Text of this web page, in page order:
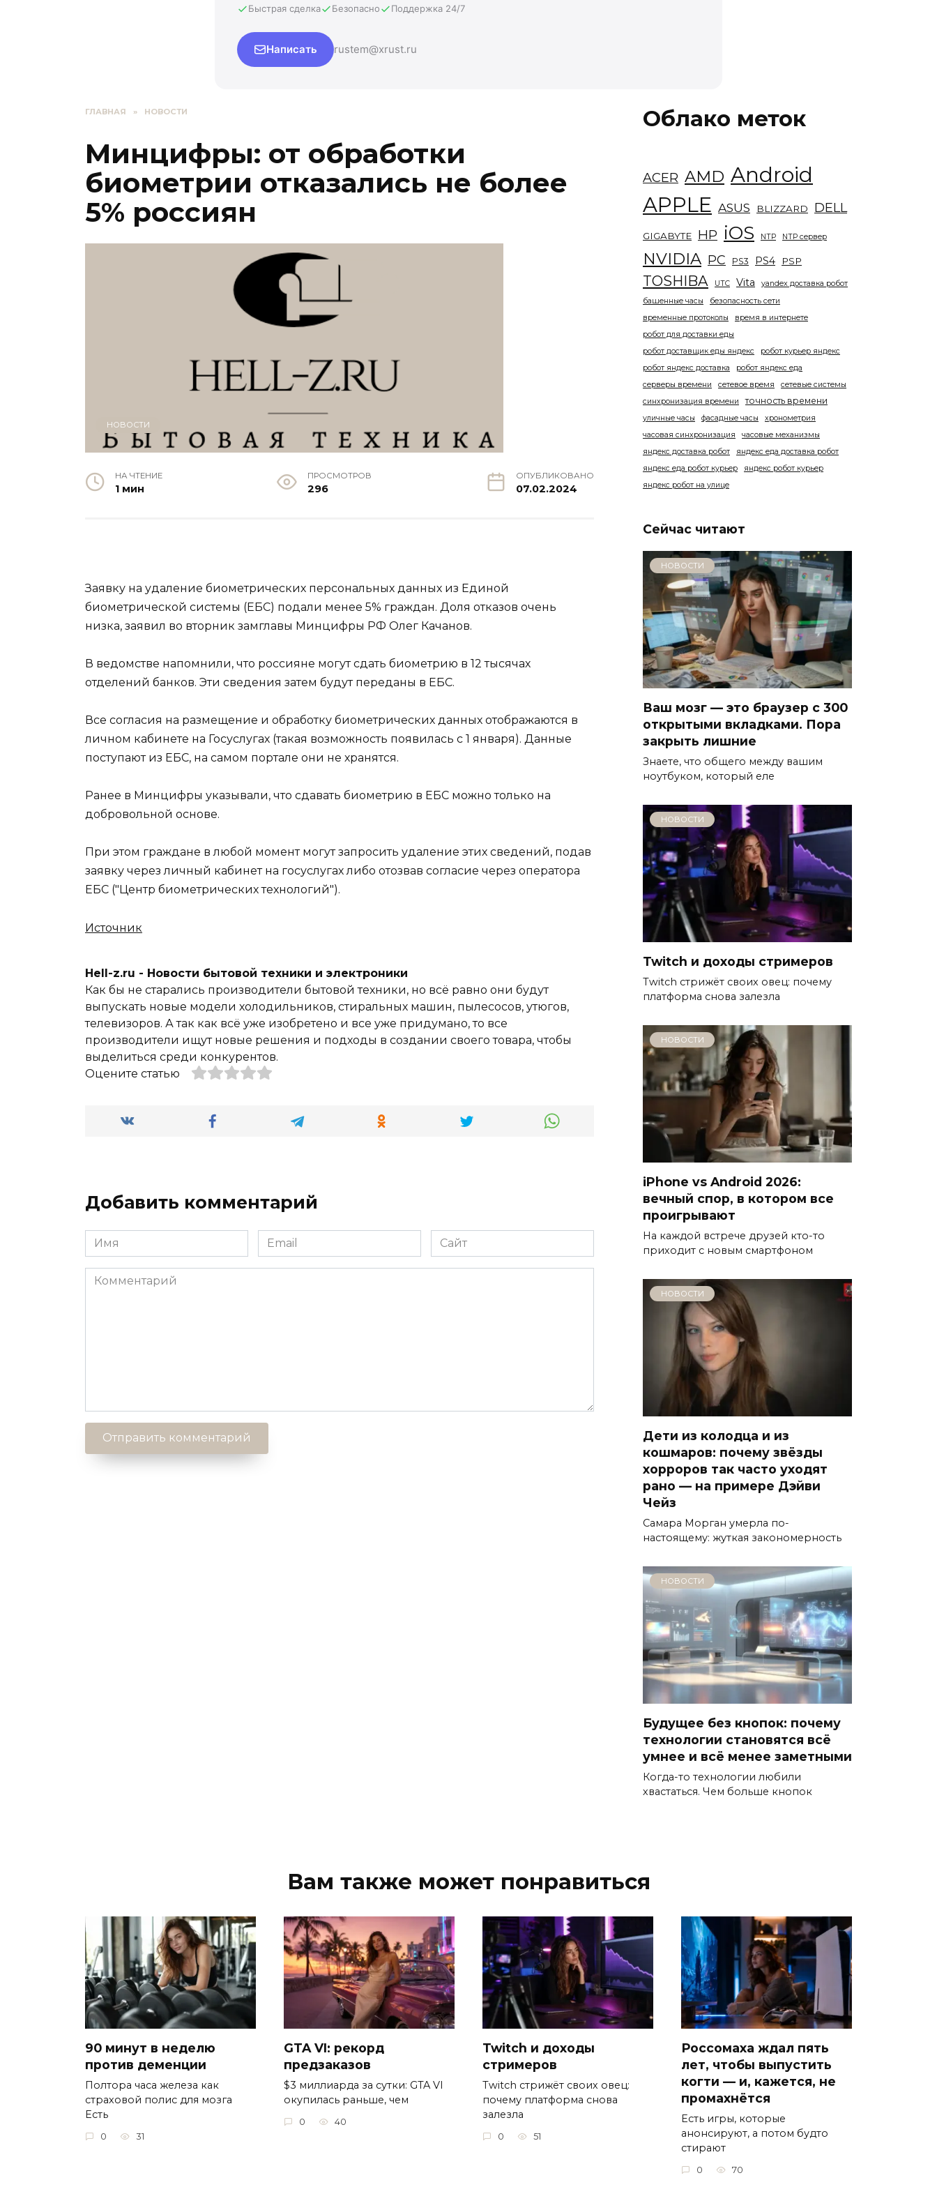
Быстрая сделка Безопасно Поддержка 24/7
Написать rustem@xrust.ru
ГЛАВНАЯ » НОВОСТИ
Минцифры: от обработки
биометрии отказались не более
5% россиян
НОВОСТИ
НА ЧТЕНИЕ
1 мин
ПРОСМОТРОВ
296
ОПУБЛИКОВАНО
07.02.2024
Заявку на удаление биометрических персональных данных из Единой
биометрической системы (ЕБС) подали менее 5% граждан. Доля отказов очень
низка, заявил во вторник замглавы Минцифры РФ Олег Качанов.
В ведомстве напомнили, что россияне могут сдать биометрию в 12 тысячах
отделений банков. Эти сведения затем будут переданы в ЕБС.
Все согласия на размещение и обработку биометрических данных отображаются в
личном кабинете на Госуслугах (такая возможность появилась с 1 января). Данные
поступают из ЕБС, на самом портале они не хранятся.
Ранее в Минцифры указывали, что сдавать биометрию в ЕБС можно только на
добровольной основе.
При этом граждане в любой момент могут запросить удаление этих сведений, подав
заявку через личный кабинет на госуслугах либо отозвав согласие через оператора
ЕБС ("Центр биометрических технологий").
Источник
Hell-z.ru - Новости бытовой техники и электроники
Как бы не старались производители бытовой техники, но всё равно они будут
выпускать новые модели холодильников, стиральных машин, пылесосов, утюгов,
телевизоров. А так как всё уже изобретено и все уже придумано, то все
производители ищут новые решения и подходы в создании своего товара, чтобы
выделиться среди конкурентов.
Оцените статью
Добавить комментарий
Имя
*
Email
*
Сайт
Комментарий
Облако меток
ACER AMD Android
APPLE ASUS BLIZZARD DELL
GIGABYTE HP iOS NTP NTP сервер
NVIDIA PC PS3 PS4 PSP
TOSHIBA UTC Vita
yandex доставка робот
башенные часы
безопасность сети
временные протоколы
время в интернете
робот для доставки еды
робот доставщик еды яндекс
робот курьер яндекс
робот яндекс доставка
робот яндекс еда
серверы времени
сетевое время
сетевые системы
синхронизация времени
точность времени
уличные часы фасадные часы
хронометрия
часовая синхронизация
часовые механизмы
яндекс доставка робот
яндекс еда доставка робот
яндекс еда робот курьер
яндекс робот курьер
яндекс робот на улице
Сейчас читают
НОВОСТИ
Ваш мозг — это браузер с 300
открытыми вкладками. Пора
закрыть лишние
Знаете, что общего между вашим
ноутбуком, который еле
НОВОСТИ
Twitch и доходы стримеров
Twitch стрижёт своих овец: почему
платформа снова залезла
НОВОСТИ
iPhone vs Android 2026:
вечный спор, в котором все
проигрывают
На каждой встрече друзей кто-то
приходит с новым смартфоном
НОВОСТИ
Дети из колодца и из
кошмаров: почему звёзды
хорроров так часто уходят
рано — на примере Дэйви
Чейз
Самара Морган умерла по-
настоящему: жуткая закономерность
НОВОСТИ
Будущее без кнопок: почему
технологии становятся всё
умнее и всё менее заметными
Когда-то технологии любили
хвастаться. Чем больше кнопок
Вам также может понравиться
90 минут в неделю
против деменции
Полтора часа железа как
страховой полис для мозга
Есть
0 31
GTA VI: рекорд
предзаказов
$3 миллиарда за сутки: GTA VI
окупилась раньше, чем
0 40
Twitch и доходы
стримеров
Twitch стрижёт своих овец:
почему платформа снова
залезла
0 51
Россомаха ждал пять
лет, чтобы выпустить
когти — и, кажется, не
промахнётся
Есть игры, которые
анонсируют, а потом будто
стирают
0 70